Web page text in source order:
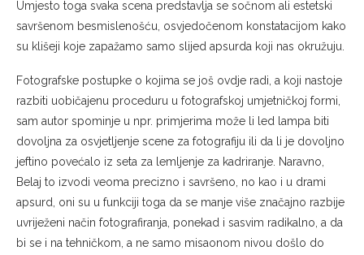
Umjesto toga svaka scena predstavlja se sočnom ali estetski
savršenom besmislenošću, osvjedočenom konstatacijom kako
su klišeji koje zapažamo samo slijed apsurda koji nas okružuju.
Fotografske postupke o kojima se još ovdje radi, a koji nastoje
razbiti uobičajenu proceduru u fotografskoj umjetničkoj formi,
sam autor spominje u npr. primjerima može li led lampa biti
dovoljna za osvjetljenje scene za fotografiju ili da li je dovoljno
jeftino povećalo iz seta za lemljenje za kadriranje. Naravno,
Belaj to izvodi veoma precizno i savršeno, no kao i u drami
apsurd, oni su u funkciji toga da se manje više značajno razbije
uvriježeni način fotografiranja, ponekad i sasvim radikalno, a da
bi se i na tehničkom, a ne samo misaonom nivou došlo do